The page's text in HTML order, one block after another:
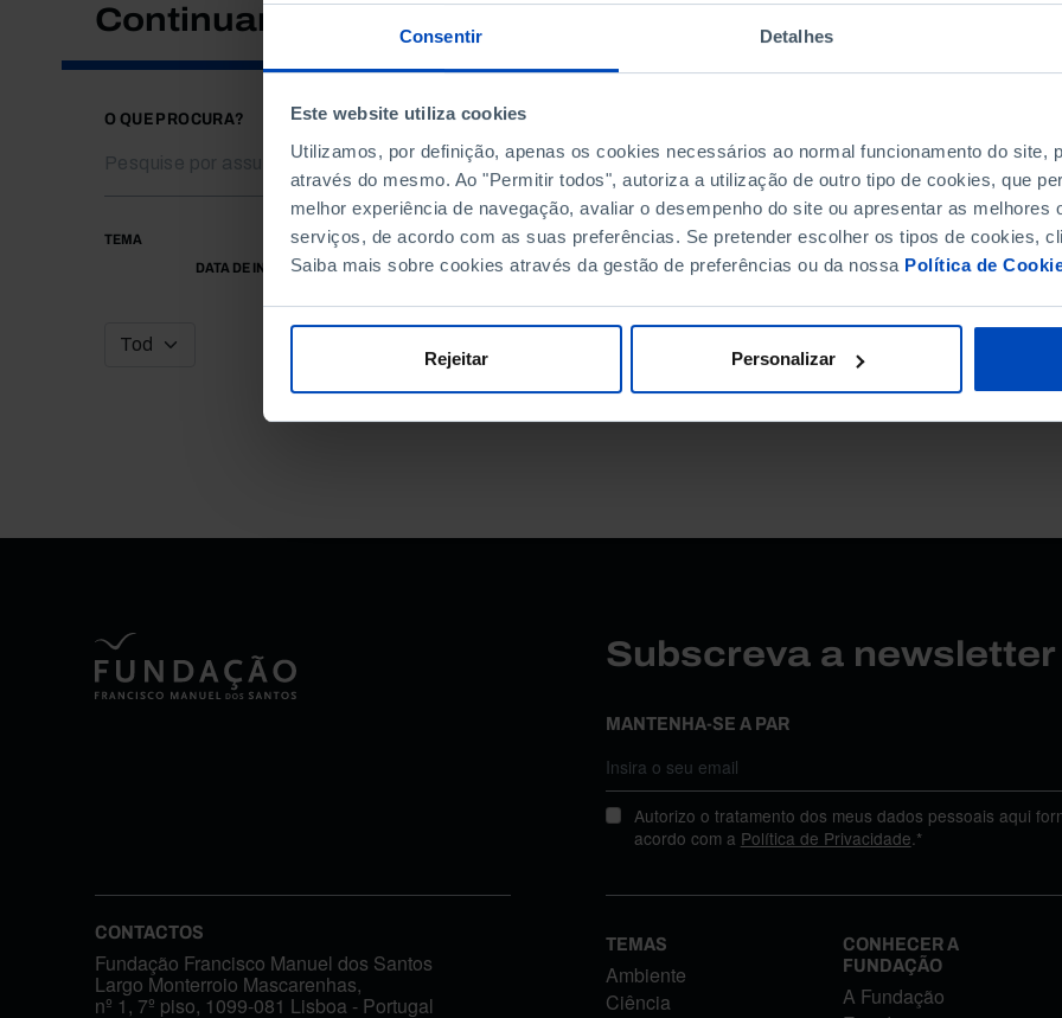
Consentir Detalhes
Este website utiliza cookies
Utilizamos, por definição, apenas os cookies necessários ao normal funcionamento do site,
através do mesmo. Ao "Permitir todos", autoriza a utilização de outro tipo de cookies, que
melhor experiência de navegação, avaliar o desempenho do site ou apresentar as melhores
serviços, de acordo com as suas preferências. Se pretender escolher os tipos de cookies,
Saiba mais sobre cookies através da gestão de preferências ou da nossa Política de
Rejeitar Personalizar
Continuar a pesquisar
O QUE PROCURA?
TEMA
DATA DE INÍCIO
DATA DE FIM
Subscreva a
MANTENHA-SE A PAR
Autorizo o tratamento dos meus dados pessoais aqui
acordo com a Política de Privacidade.*
CONTACTOS
Fundação Francisco Manuel dos Santos
Largo Monterroio Mascarenhas,
nº 1, 7º piso, 1099-081 Lisboa - Portugal
TEMAS
Ambiente
Ciência
CONHECER A
FUNDAÇÃO
A Fundação